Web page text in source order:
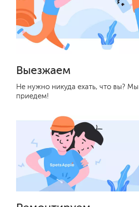
Выезжаем
Не нужно никуда ехать, что вы?
приедем!